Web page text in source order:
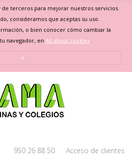
terceros para mejorar nuestros servicios.
consideramos que aceptas su uso.
o bien conocer cómo cambiar la
navegador, en All about cookies.
x
950 26 88 50 Acceso de clientes